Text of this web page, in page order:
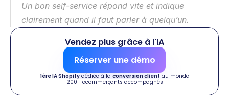
Un bon self-service répond vite et indique
clairement quand il faut parler à quelqu’un.
Vendez plus grâce à l'IA
Réserver une démo
1ère IA Shopify dédiée à la conversion client au monde
200+ ecommerçants accompagnés